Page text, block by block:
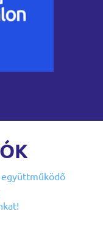
együttműködő